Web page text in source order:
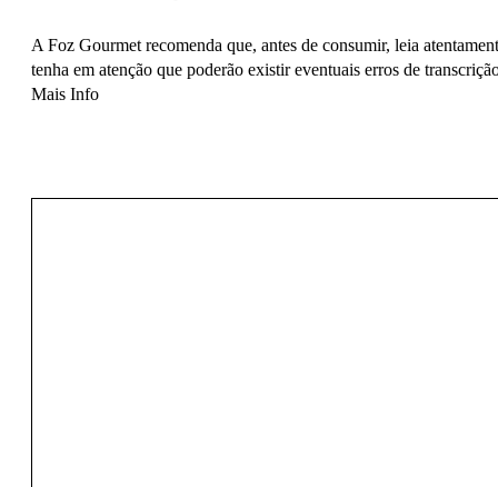
A Foz Gourmet recomenda que, antes de consumir, leia
tenha em atenção que poderão existir eventuais erros de
Mais Info